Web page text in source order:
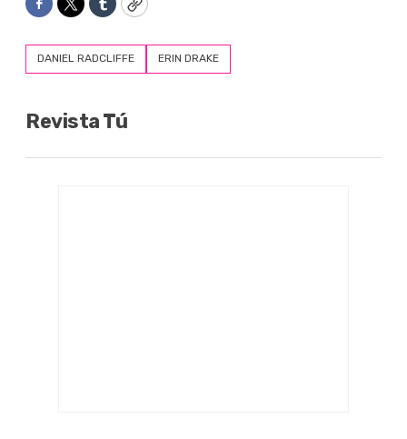
Facebook
TwitterTumblrCopy
DANIEL RADCLIFFE ERIN DRAKE
Revista Tú